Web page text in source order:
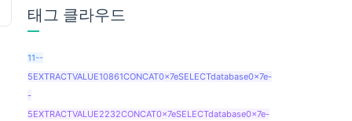
태그 클라우드
11--
5EXTRACTVALUE10861CONCAT0x7eSELECTdatabase0x7e-
-
5EXTRACTVALUE2232CONCAT0x7eSELECTdatabase0x7e-